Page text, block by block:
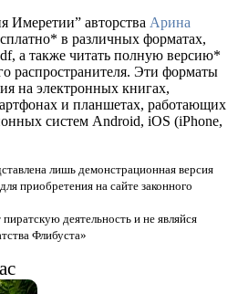
авторства Арина
в различных форматах,
а также читать полную версию*
распространителя. Эти форматы
на электронных книгах,
и планшетах, работающих
систем Android, iOS (iPhone,
лишь демонстрационная версия
приобретения на сайте законного
деятельность и не являйся
Флибуста»